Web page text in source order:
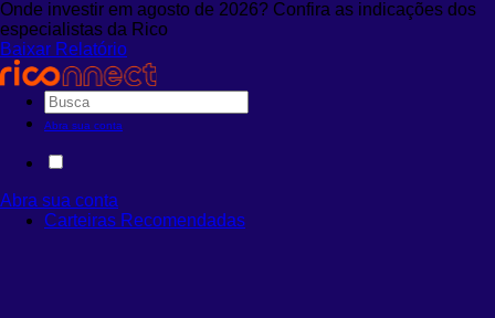
Onde investir em agosto de 2026? Confira as indicações dos
especialistas da Rico
Baixar Relatório
Abra sua conta
Abra sua conta
Carteiras Recomendadas